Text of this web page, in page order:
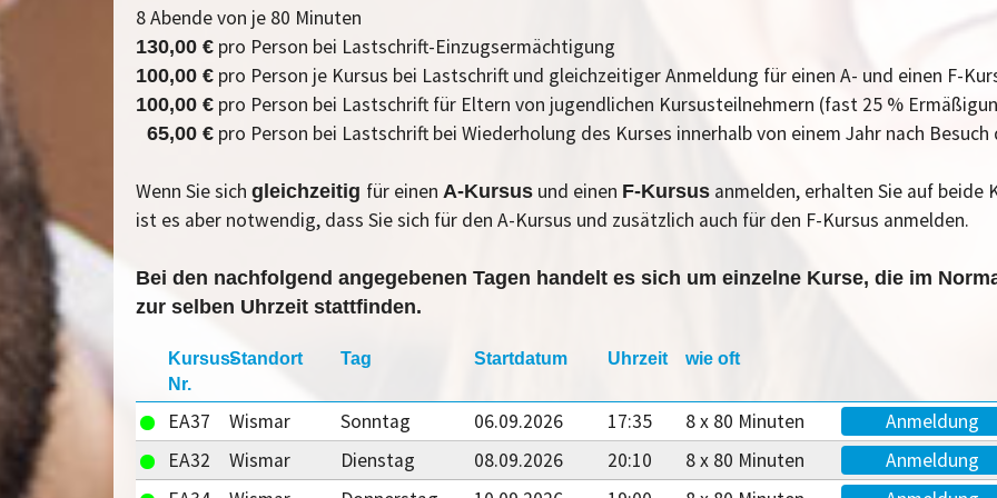
8 Abende von je 80 Minuten
130,00 € pro Person bei Lastschrift-Einzugsermächtigung
100,00 € pro Person je Kursus bei Lastschrift und gleichzeitiger Anmeldung für einen A- und einen F-
100,00 € pro Person bei Lastschrift für Eltern von jugendlichen Kursusteilnehmern (fast 25 %
65,00 € pro Person bei Lastschrift bei Wiederholung des Kurses innerhalb von einem Jahr nach Besuch
Wenn Sie sich gleichzeitig für einen A-Kursus und einen F-Kursus anmelden, erhalten Sie auf beide
ist es aber notwendig, dass Sie sich für den A-Kursus und zusätzlich auch für den F-Kursus anmelden.
Bei den nachfolgend angegebenen Tagen handelt es sich um einzelne Kurse, die im
zur selben Uhrzeit stattfinden.
Kursus-
Nr.
Standort Tag Startdatum Uhrzeit wie oft
EA37 Wismar Sonntag 06.09.2026 17:35 8 x 80 Minuten
Anmeldung
EA32
Wismar Dienstag 08.09.2026 20:10 8 x 80 Minuten
Anmeldung